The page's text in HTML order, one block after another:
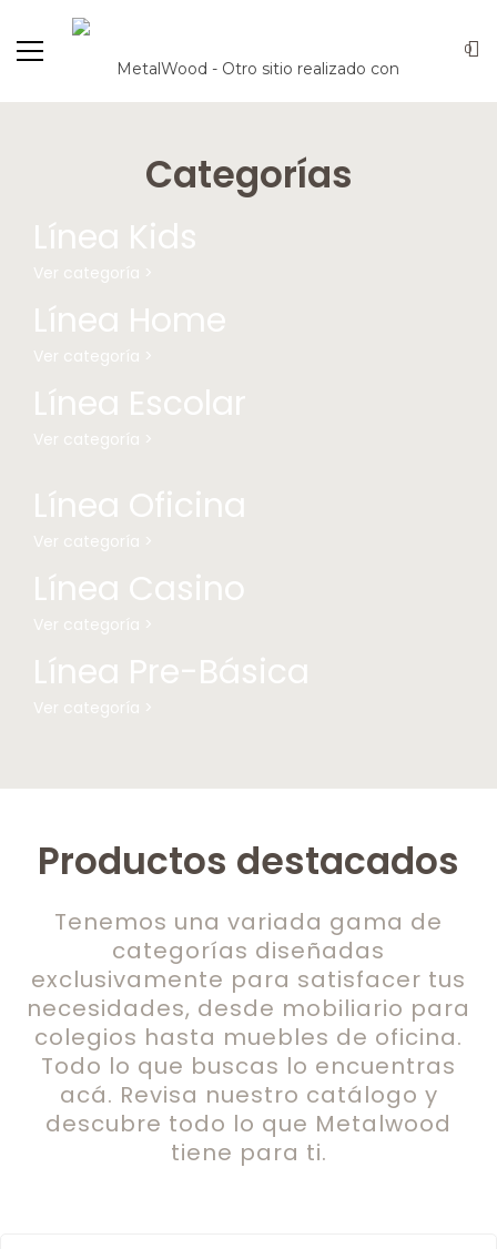
0
Categorías
Línea Kids
Ver categoría >
Línea Home
Ver categoría >
Línea Escolar
Ver categoría >
Línea Oficina
Ver categoría >
Línea Casino
Ver categoría >
Línea Pre-Básica
Ver categoría >
Productos destacados
Tenemos una variada gama de
categorías diseñadas
exclusivamente para satisfacer tus
necesidades, desde mobiliario para
colegios hasta muebles de oficina.
Todo lo que buscas lo encuentras
acá. Revisa nuestro catálogo y
descubre todo lo que Metalwood
tiene para ti.